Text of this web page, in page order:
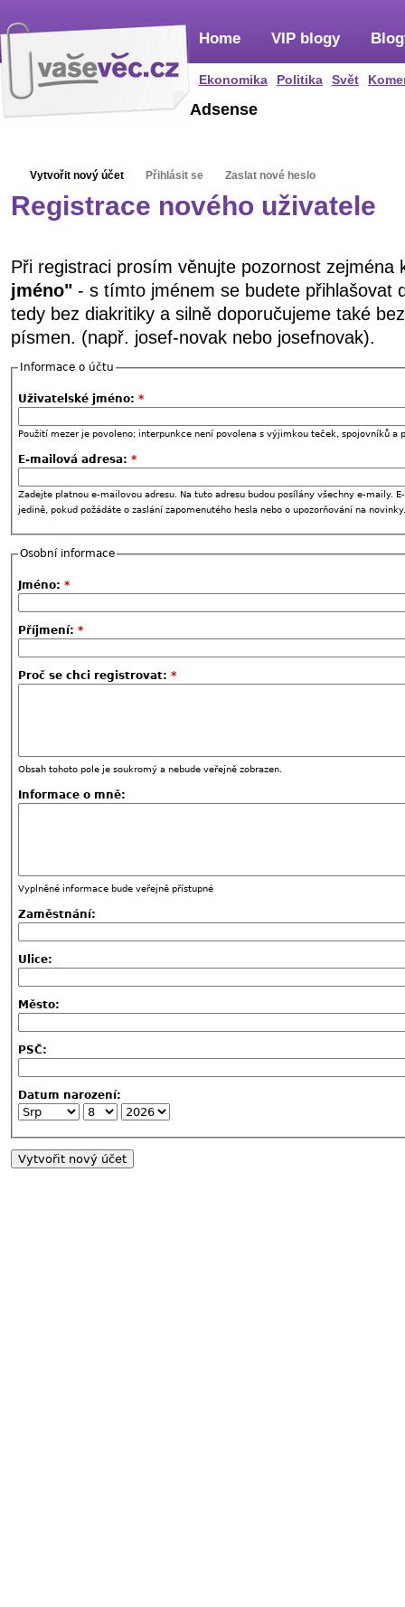
Home
Ekonomika Politika Svět
VIP blogy
Adsense
Vytvořit nový účet Přihlásit se Zaslat nové heslo
Registrace nového uživatele
Při registraci prosím věnujte pozornost zejména
jméno" - s tímto jménem se budete přihlašovat
tedy bez diakritiky a silně doporučujeme také
písmen. (např. josef-novak nebo josefnovak).
Informace o účtu
Uživatelské jméno: *
Použití mezer je povoleno; interpunkce není povolena s výjimkou teček, spojovníků a
E-mailová adresa: *
Zadejte platnou e-mailovou adresu. Na tuto adresu budou posílány všechny e-maily.
jedině, pokud požádáte o zaslání zapomenutého hesla nebo o upozorňování na novinky.
Osobní informace
Jméno: *
Příjmení: *
Proč se chci registrovat: *
Obsah tohoto pole je soukromý a nebude veřejně zobrazen.
Informace o mně:
Vyplněné informace bude veřejně přístupné
Zaměstnání:
Ulice:
Město:
PSČ:
Datum narození: